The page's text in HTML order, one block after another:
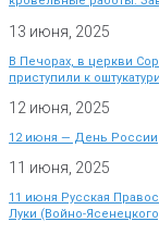
13 июня, 2025
В Печорах, в церкви
приступили к
12 июня, 2025
12 июня — День России
11 июня, 2025
11 июня Русская
Луки (Войно-